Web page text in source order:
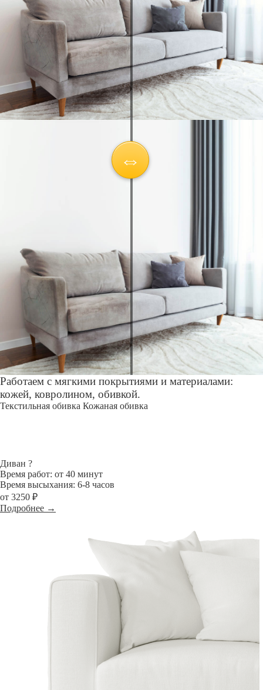
Работаем с мягкими покрытиями и материалами:
кожей, ковролином, обивкой.
Текстильная обивка Кожаная обивка
Диван ?
Время работ: от 40 минут
Время высыхания: 6-8 часов
от 3250 ₽
Подробнее →